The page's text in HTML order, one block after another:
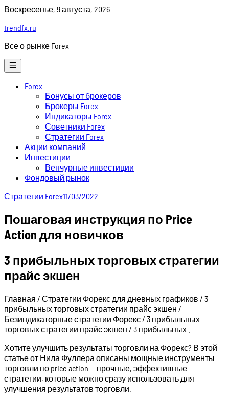
Skip
content
Воскресенье, 9 августа, 2026
trendfx.ru
Все о рынке Forex
Forex
Бонусы от брокеров
Брокеры Forex
Индикаторы Forex
Советники Forex
Стратегии Forex
Акции компаний
Инвестиции
Венчурные инвестиции
Фондовый рынок
Стратегии Forex11/03/2022
Пошаговая инструкция по Price
Action для новичков
3 прибыльных торговых стратегии
прайс экшен
Главная / Стратегии Форекс для дневных графиков / 3
прибыльных торговых стратегии прайс экшен /
Безиндикаторные стратегии Форекс / 3 прибыльных
торговых стратегии прайс экшен / 3 прибыльных .
Хотите улучшить результаты торговли на Форекс? В этой
статье от Нила Фуллера описаны мощные инструменты
торговли по price action — прочные, эффективные
стратегии, которые можно сразу использовать для
улучшения результатов торговли.